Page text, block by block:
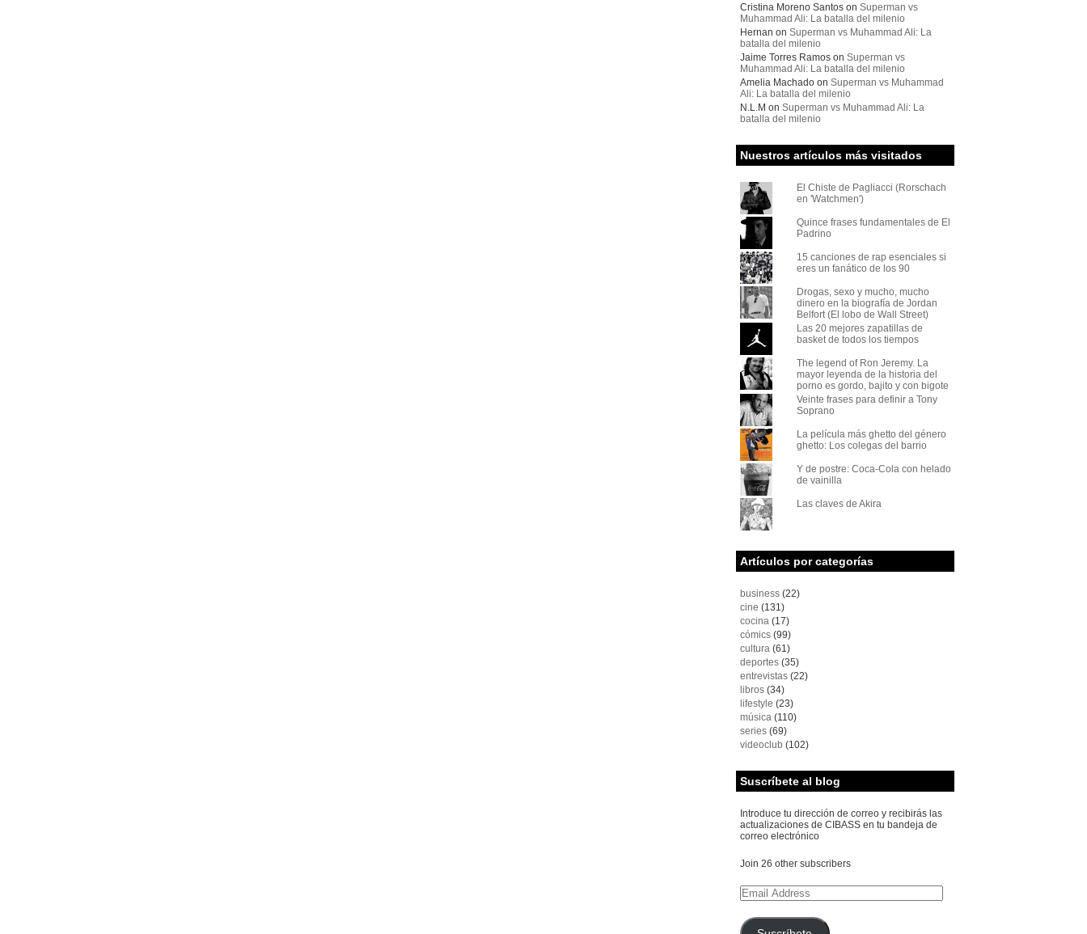
Cristina Moreno Santoson Superman vs
Muhammad Ali: La batalla del milenio
Hernan on Superman vs Muhammad Ali: La
batalla del milenio
Jaime Torres Ramoson Superman vs
Muhammad Ali: La batalla del milenio
Amelia Machadoon Superman vs Muhammad
Ali: La batalla del milenio
N.L.M on Superman vs Muhammad Ali: La
batalla del milenio
Nuestros artículos más visitados
El Chiste de Pagliacci (Rorschach
en 'Watchmen')
Quince frases fundamentales de El
Padrino
15 canciones de rap esenciales si
eres un fanático de los 90
Drogas, sexo y mucho, mucho
dinero en la biografía de Jordan
Belfort (El lobo de Wall Street)
Las 20 mejores zapatillas de
basket de todos los tiempos
The legend of Ron Jeremy. La
mayor leyenda de la historia del
porno es gordo, bajito y con bigote
Veinte frases para definir a Tony
Soprano
La película más ghetto del género
ghetto: Los colegas del barrio
Y de postre: Coca-Cola con helado
de vainilla
Las claves de Akira
Artículos por categorías
business(22)
cine (131)
cocina(17)
cómics(99)
cultura(61)
deportes(35)
entrevistas(22)
libros(34)
lifestyle (23)
música(110)
series(69)
videoclub (102)
Suscríbete al blog
Introduce tu dirección de correo y recibirás las
actualizaciones de CIBASS en tu bandeja de
correo electrónico
Join 26 other subscribers
Email
Address